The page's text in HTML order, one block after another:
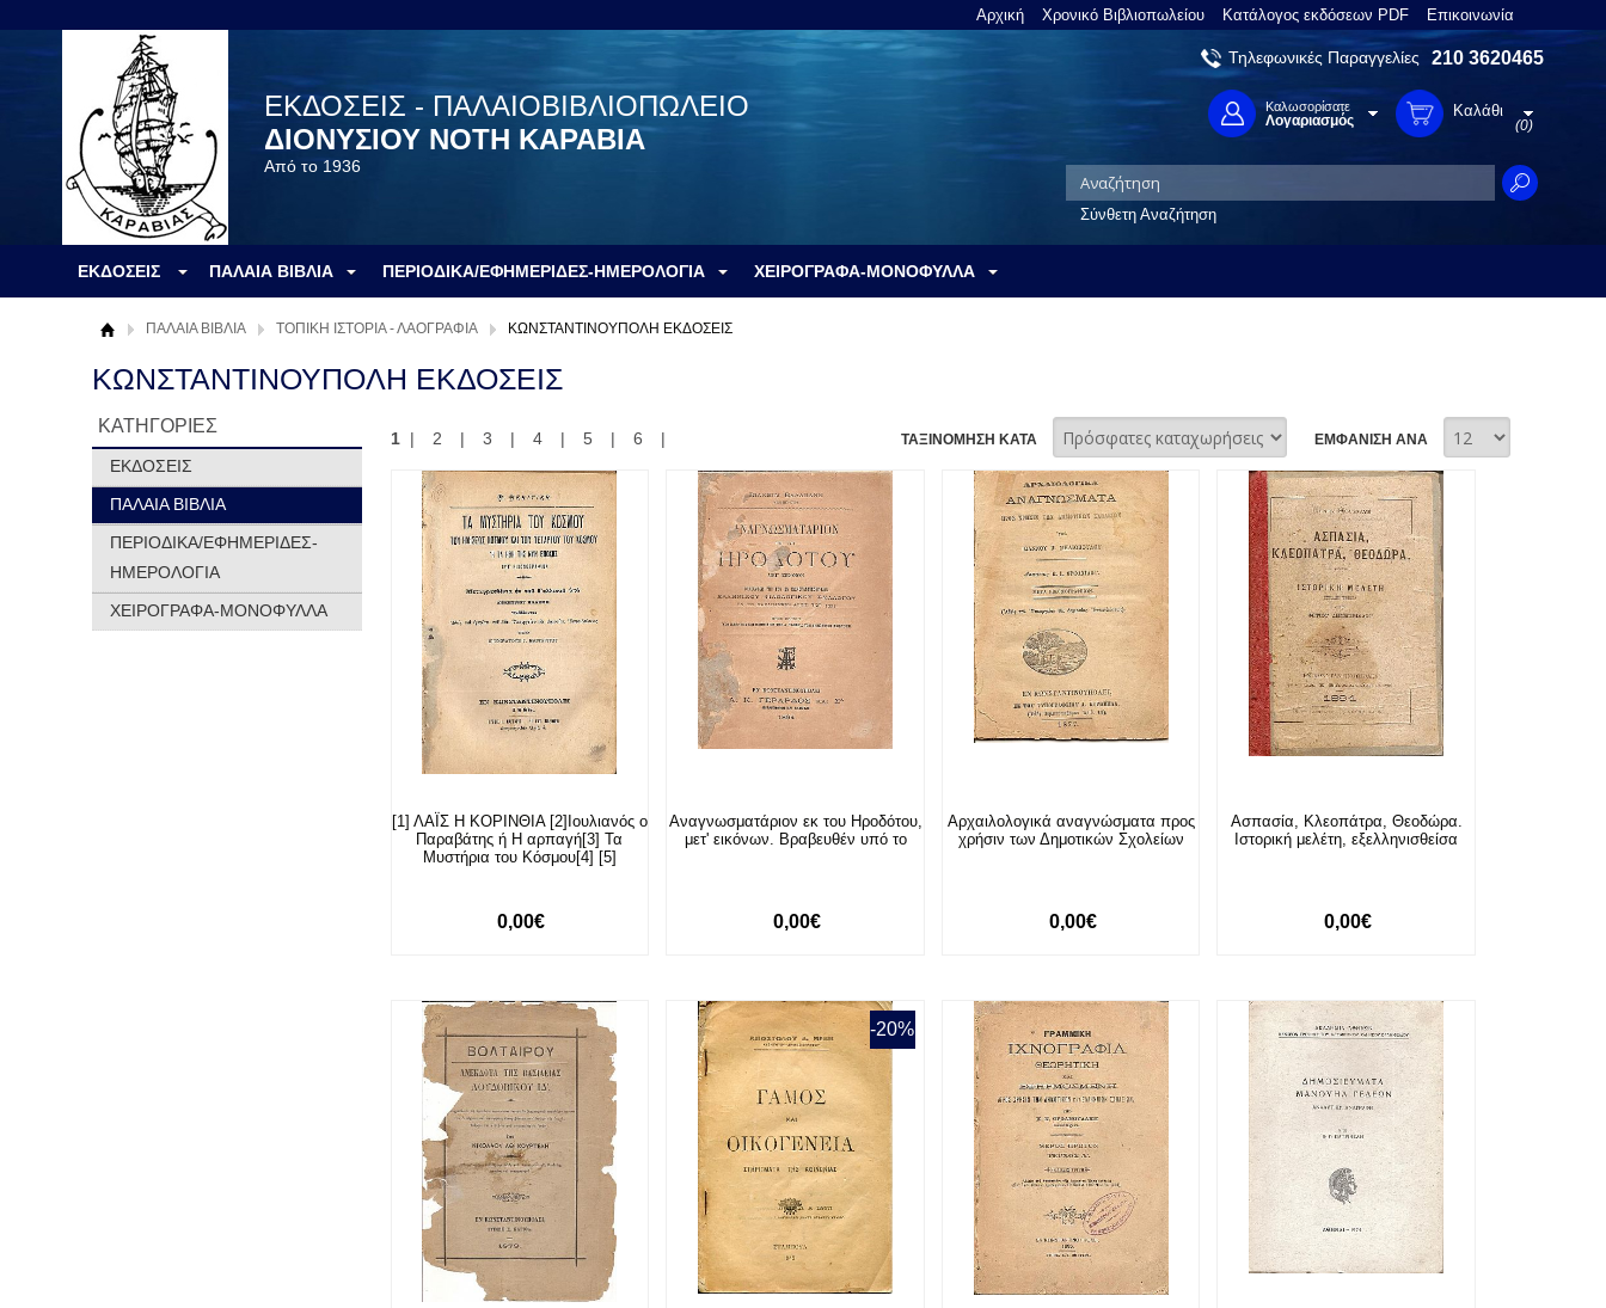
Αρχική Χρονικό Βιβλιοπωλείου Κατάλογος εκδόσεων PDF Επικοινωνία
ΕΚΔΟΣΕΙΣ - ΠΑΛΑΙΟΒΙΒΛΙΟΠΩΛΕΙΟ
ΔΙΟΝΥΣΙΟΥ ΝΟΤΗ ΚΑΡΑΒΙΑ
Από το 1936
Τηλεφωνικές Παραγγελίες 210 3620465
Καλωσορίσατε
Λογαριασμός
Καλάθι
(0)
Σύνθετη Αναζήτηση
ΕΚΔΟΣΕΙΣ ΠΑΛΑΙΑ ΒΙΒΛΙΑ ΠΕΡΙΟΔΙΚΑ/ΕΦΗΜΕΡΙΔΕΣ-ΗΜΕΡΟΛΟΓΙΑ ΧΕΙΡΟΓΡΑΦΑ-ΜΟΝΟΦΥΛΛΑ
ΠΑΛΑΙΑ ΒΙΒΛΙΑ ΤΟΠΙΚΗ ΙΣΤΟΡΙΑ - ΛΑΟΓΡΑΦΙΑ ΚΩΝΣΤΑΝΤΙΝΟΥΠΟΛΗ ΕΚΔΟΣΕΙΣ
ΚΩΝΣΤΑΝΤΙΝΟΥΠΟΛΗ ΕΚΔΟΣΕΙΣ
ΚΑΤΗΓΟΡΙΕΣ
ΕΚΔΟΣΕΙΣ
ΠΑΛΑΙΑ ΒΙΒΛΙΑ
ΠΕΡΙΟΔΙΚΑ/ΕΦΗΜΕΡΙΔΕΣ-
ΗΜΕΡΟΛΟΓΙΑ
ΧΕΙΡΟΓΡΑΦΑ-ΜΟΝΟΦΥΛΛΑ
1| 2 | 3 | 4 | 5 | 6 | ΕΜΦΑΝΙΣΗ ΑΝΑ
ΤΑΞΙΝΟΜΗΣΗ ΚΑΤΑ
[1] ΛΑΪΣ Η ΚΟΡΙΝΘΙΑ [2]Ιουλιανός ο
Παραβάτης ή Η αρπαγή[3] Τα
Μυστήρια του Κόσμου[4] [5]
0,00€
Αναγνωσματάριον εκ του Ηροδότου,
μετ' εικόνων. Βραβευθέν υπό το
0,00€
Αρχαιλολογικά αναγνώσματα προς
χρήσιν των Δημοτικών Σχολείων
0,00€
Ασπασία, Κλεοπάτρα, Θεοδώρα.
Ιστορική μελέτη, εξελληνισθείσα
0,00€
-20%